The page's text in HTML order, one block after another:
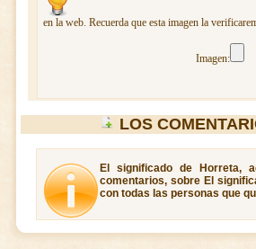
en la web. Recuerda que esta imagen la
Imagen:
LOS
El significado de Horreta,
comentarios, sobre El
con todas las personas que